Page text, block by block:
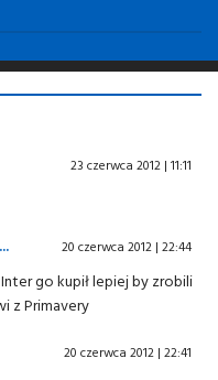
23 czerwca 2012 | 11:11
20 czerwca 2012 | 22:44
go kupił lepiej by zrobili
z Primavery
20 czerwca 2012 | 22:41